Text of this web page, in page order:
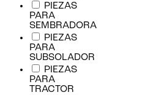
PIEZAS
PARA
SEMBRADORA
PIEZAS
PARA
SUBSOLADOR
PIEZAS
PARA
TRACTOR